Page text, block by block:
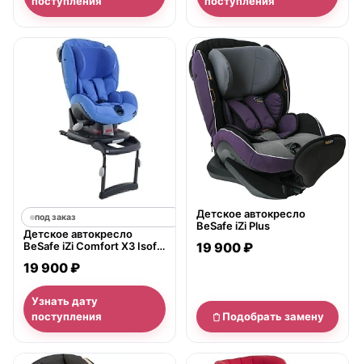
под заказ
Детское автокресло
BeSafe iZi Comfort X3 Isofix
ИксТри Изофикс)
19 900 ₽
Узнать дату
поступления
нет в продаже
Детское автокресло
BeSafe iZi Plus
19 900 ₽
Подобрать замену